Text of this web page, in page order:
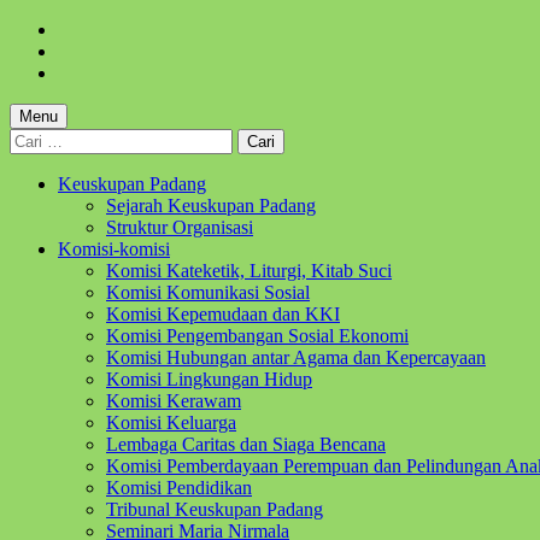
content
footer
Menu
Cari
untuk:
Keuskupan Padang
Sejarah Keuskupan Padang
Struktur Organisasi
Komisi-komisi
Komisi Kateketik, Liturgi, Kitab Suci
Komisi Komunikasi Sosial
Komisi Kepemudaan dan KKI
Komisi Pengembangan Sosial Ekonomi
Komisi Hubungan antar Agama dan Kepercayaan
Komisi Lingkungan Hidup
Komisi Kerawam
Komisi Keluarga
Lembaga Caritas dan Siaga Bencana
Komisi Pemberdayaan Perempuan dan Pelindungan
Komisi Pendidikan
Tribunal Keuskupan Padang
Seminari Maria Nirmala